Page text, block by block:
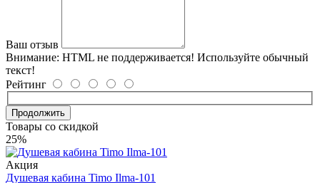
Ваш отзыв
Внимание: HTML не поддерживается! Используйте обычный
текст!
Рейтинг
Продолжить
Товары со скидкой
25%
Акция
Душевая кабина Timo Ilma-101